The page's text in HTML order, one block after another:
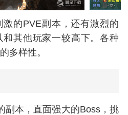
的PVE副本，还有激烈的
其他玩家一较高下。各种
多样性。
副本，直面强大的Boss，挑